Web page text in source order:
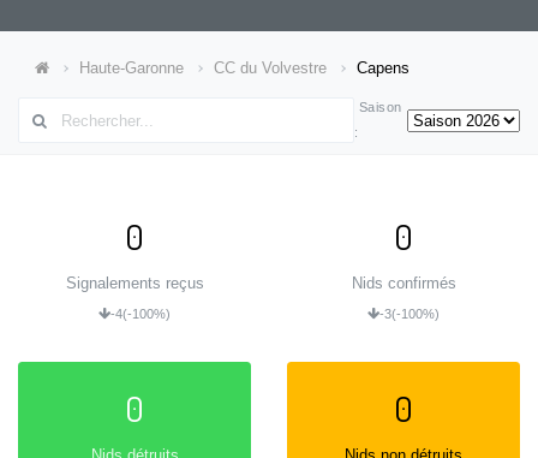
Haute-Garonne CC du Volvestre Capens
Saison
:
0
Signalements reçus
-4(-100%)
0
Nids confirmés
-3(-100%)
0 0